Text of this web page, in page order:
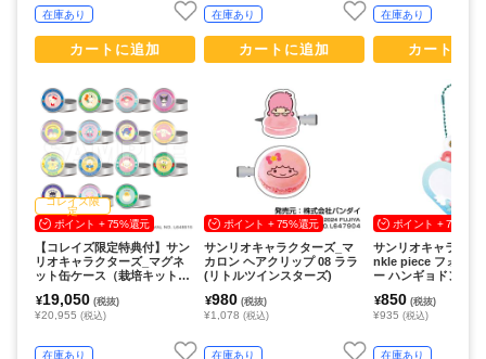
在庫あり
カートに追加
コレイズ限
定
ポイント + 75%還元
【コレイズ限定特典付】サン
リオキャラクターズ_マグネ
ット缶ケース（栽培キット入
5種)
¥19,050 (税抜)
¥20,955 (税込)
在庫あり
在庫あり
カートに追加
ポイント + 75%還元
サンリオキャラクターズ_マ
カロン ヘアクリップ 08 ララ
(リトルツインスターズ)
¥980 (税抜)
¥1,078 (税込)
在庫あり
在庫あり
カートに
ポイント + 75%還
サンリオキャラクタ
nkle piece フォトキ
ー ハンギョドン
¥850 (税抜)
¥935 (税込)
在庫あり